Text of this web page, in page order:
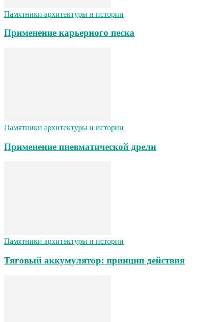
Памятники архитектуры и истории
Применение карьерного песка
Памятники архитектуры и истории
Применение пневматической дрели
Памятники архитектуры и истории
Тяговый аккумулятор: принцип действия